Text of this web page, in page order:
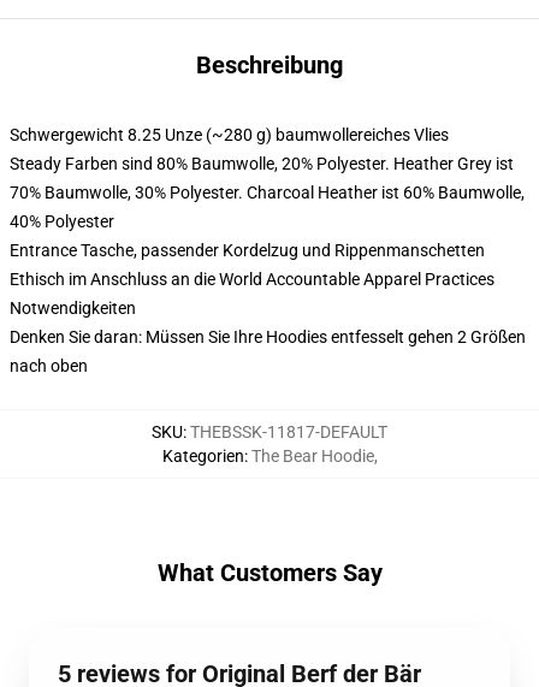
Beschreibung
Schwergewicht 8.25 Unze (~280 g) baumwollereiches Vlies
Steady Farben sind 80% Baumwolle, 20% Polyester. Heather Grey ist
70% Baumwolle, 30% Polyester. Charcoal Heather ist 60% Baumwolle,
40% Polyester
Entrance Tasche, passender Kordelzug und Rippenmanschetten
Ethisch im Anschluss an die World Accountable Apparel Practices
Notwendigkeiten
Denken Sie daran: Müssen Sie Ihre Hoodies entfesselt gehen 2 Größen
nach oben
SKU:THEBSSK-11817-DEFAULT
Kategorien:The Bear Hoodie,
What Customers Say
5 reviews for Original Berf der Bär